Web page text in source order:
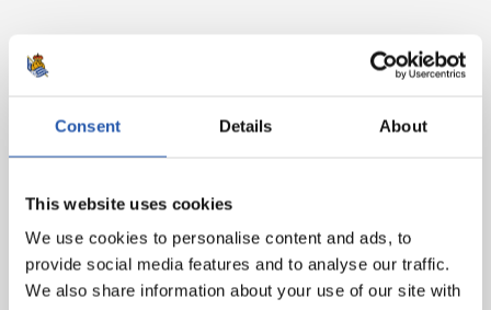
Consent Details About
This website uses cookies
We use cookies to personalise content and ads, to
provide social media features and to analyse our traffic.
We also share information about your use of our site with
un Real Madrid hoy se le suma el homenaje a Jonh
más relevantes de la nuestra historia, volverá a Donostia
(386) y con el título de Copa del 87 en su palmarés,
recibirá el reconocimiento de la familia txuri urdin.